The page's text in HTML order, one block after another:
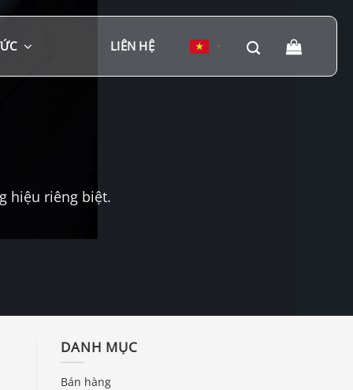
LIÊN HỆ
hiệu riêng biệt.
DANH MỤC
Bán hàng